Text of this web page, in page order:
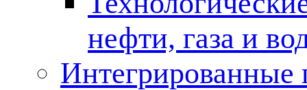
нефти, газа и